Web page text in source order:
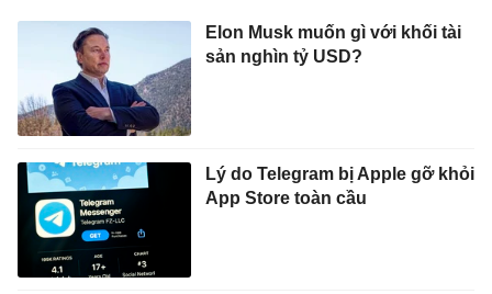
Elon Musk muốn gì với khối tài
sản nghìn tỷ USD?
Lý do Telegram bị Apple gỡ khỏi
App Store toàn cầu